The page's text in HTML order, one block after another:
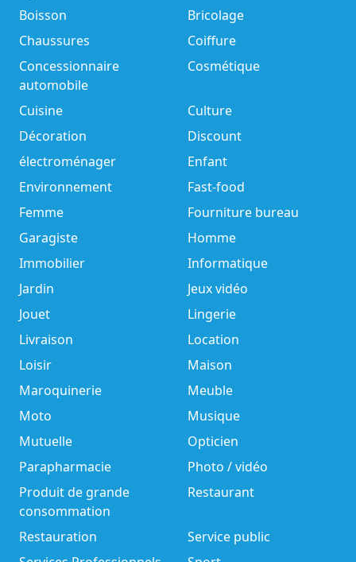
Boisson
Bricolage
Chaussures
Coiffure
Concessionnaire
automobile
Cosmétique
Cuisine
Culture
Décoration
Discount
électroménager
Enfant
Environnement
Fast-food
Femme
Fourniture bureau
Garagiste
Homme
Immobilier
Informatique
Jardin
Jeux vidéo
Jouet
Lingerie
Livraison
Location
Loisir
Maison
Maroquinerie
Meuble
Moto
Musique
Mutuelle
Opticien
Parapharmacie
Photo / vidéo
Produit de grande
consommation
Restaurant
Restauration
Service public